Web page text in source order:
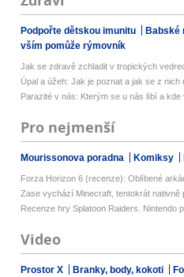
Podpořte dětskou imunitu Babské
vším pomůže rýmovník
Jak se zdravě zchladit v tropických
Úpal a úžeh: Jak je poznat a jak se z nich
Parazité v nás: Kterým se u nás líbí a kde
Pro nejmenší
Mourissonova poradna Komiksy
Forza Horizon 6 (recenze): Oblíbené
Zase vychází Minecraft, tentokrát nativně
Recenze hry Splatoon Raiders. Nintendo
Video
Prostor X Branky, body, kokoti